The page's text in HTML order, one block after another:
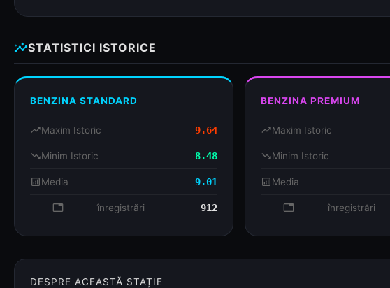
insightsSTATISTICI ISTORICE
BENZINA STANDARD
trending_upMaxim Istoric 9.64
trending_downMinim Istoric 8.48
analyticsMedia 9.01
database înregistrări 912
BENZINA PREMIUM
trending_upMaxim Istoric
trending_downMinim Istoric
analyticsMedia
database înregistrări
DESPRE ACEASTĂ STAȚIE